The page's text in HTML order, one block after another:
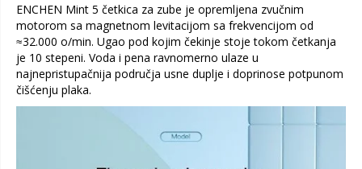
ENCHEN Mint 5 četkica za zube je opremljena zvučnim
motorom sa magnetnom levitacijom sa frekvencijom od
≈32.000 o/min. Ugao pod kojim čekinje stoje tokom četkanja
je 10 stepeni. Voda i pena ravnomerno ulaze u
najnepristupačnija područja usne duplje i doprinose potpunom
čišćenju plaka.